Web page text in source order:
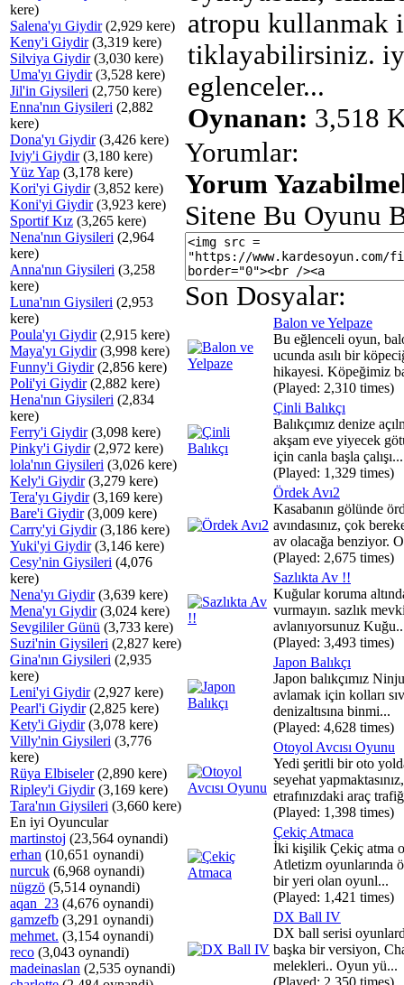
kere)
Salena'yı Giydir(2,929 kere)
Keny'i Giydir(3,319 kere)
Silviya Giydir(3,030 kere)
Uma'yı Giydir(3,528 kere)
Jil'in Giysileri (2,750 kere)
Enna'nın Giysileri (2,882
kere)
Dona'yı Giydir(3,426 kere)
Iviy'i Giydir(3,180 kere)
Yüz Yap (3,178 kere)
Kori'yi Giydir(3,852 kere)
Koni'yi Giydir(3,923 kere)
Sportif Kız (3,265 kere)
Nena'nın Giysileri (2,964
kere)
Anna'nın Giysileri (3,258
kere)
Luna'nın Giysileri (2,953
kere)
Poula'yı Giydir(2,915 kere)
Maya'yı Giydir(3,998 kere)
Funny'i Giydir(2,856 kere)
Poli'yi Giydir(2,882 kere)
Hena'nın Giysileri (2,834
kere)
Ferry'i Giydir(3,098 kere)
Pinky'i Giydir(2,972 kere)
lola'nın Giysileri (3,026 kere)
Kely'i Giydir(3,279 kere)
Tera'yı Giydir(3,169 kere)
Bare'i Giydir(3,009 kere)
Carry'yi Giydir(3,186 kere)
Yuki'yi Giydir(3,146 kere)
Cesy'nin Giysileri (4,076
kere)
Nena'yı Giydir(3,639 kere)
Mena'yı Giydir(3,024 kere)
Sevgililer Günü (3,733 kere)
Suzi'nin Giysileri (2,827 kere)
Gina'nın Giysileri (2,935
kere)
Leni'yi Giydir(2,927 kere)
Pearl'i Giydir(2,825 kere)
Kety'i Giydir(3,078 kere)
Villy'nin Giysileri (3,776
kere)
Rüya Elbiseler(2,890 kere)
Ripley'i Giydir(3,169 kere)
Tara'nın Giysileri (3,660 kere)
En iyi Oyuncular
martinstoj (23,564 oynandi)
erhan (10,651 oynandi)
nurcuk (6,968 oynandi)
nügzö (5,514 oynandi)
aqan_23 (4,676 oynandi)
gamzefb (3,291 oynandi)
mehmet. (3,154 oynandi)
reco (3,043 oynandi)
madeinaslan (2,535 oynandi)
atropu kullanmak
tiklayabilirsiniz.
eglenceler...
Oynanan: 3,518
Yorumlar:
Yorum
Sitene Bu Oyunu
Son Dosyalar:
Balon ve Yelpaze
Bu eğlenceli oyun,
ucunda asılı bir
hikayesi. Köpeğimiz
(Played: 2,310 times)
Çinli Balıkçı
Balıkçımız denize
akşam eve yiyecek
için canla başla çalışı...
(Played: 1,329 times)
Ördek Avı2
Kasabanın gölünde
avındasınız, çok
av olacağa benziyor.
(Played: 2,675 times)
Sazlıkta Av !!
Kuğular koruma
vurmayın. sazlık
avlanıyorsunuz
(Played: 3,493 times)
Japon Balıkçı
Japon balıkçımız
avlamak için kolları
denizaltısına binmi...
(Played: 4,628 times)
Otoyol Avcısı Oyunu
Yedi şeritli bir oto
seyehat yapmaktasınız,
etrafınızdaki araç
(Played: 1,398 times)
Çekiç Atmaca
İki kişilik Çekiç atma
Atletizm oyunlarında
bir yeri olan oyunl...
(Played: 1,421 times)
DX Ball IV
DX ball serisi
başka bir versiyon,
melekleri.. Oyun yü...
(Played: 2,350 times)